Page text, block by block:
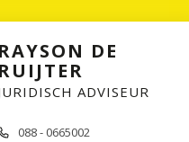
RAYSON DE
RUIJTER
ADVISEUR
088 - 0665002